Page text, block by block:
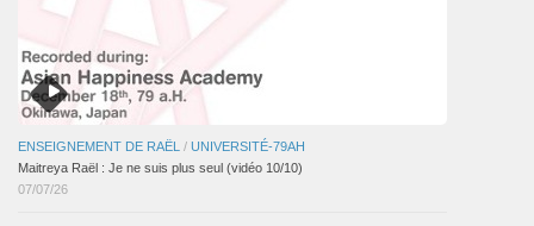
ENSEIGNEMENT DE RAËL / UNIVERSITÉ-79AH
Maitreya Raël : Je ne suis plus seul (vidéo 10/10)
07/07/26